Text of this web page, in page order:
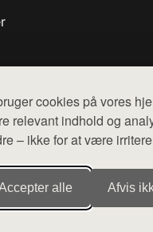
cookies på vores
relevant indhold og
– ikke for at være
alle Afvis
webshops. Der sælges